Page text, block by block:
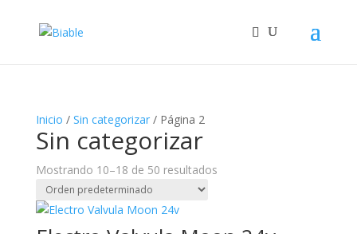
Inicio / Sin categorizar/ Página 2
Sin categorizar
Mostrando 10–18 de 50 resultados